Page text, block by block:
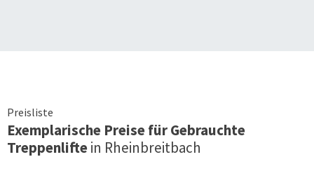
Preisliste
Exemplarische Preise für Gebrauchte
Treppenliftein Rheinbreitbach